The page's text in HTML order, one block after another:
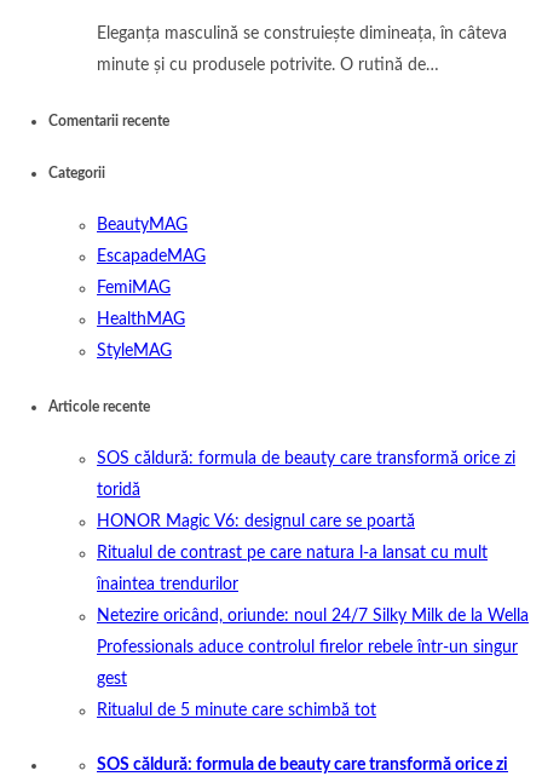
Eleganța masculină se construiește dimineața, în câteva
minute și cu produsele potrivite. O rutină de…
Comentarii recente
Categorii
BeautyMAG
EscapadeMAG
FemiMAG
HealthMAG
StyleMAG
Articole recente
SOS căldură: formula de beauty care transformă orice zi
toridă
HONOR Magic V6: designul care se poartă
Ritualul de contrast pe care natura l-a lansat cu mult
înaintea trendurilor
Netezire oricând, oriunde: noul 24/7 Silky Milk de la Wella
Professionals aduce controlul firelor rebele într-un singur
gest
Ritualul de 5 minute care schimbă tot
SOS căldură: formula de beauty care transformă orice zi